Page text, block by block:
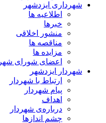
شهرداری ایزدشهر
اطلاعیه ها
خبرها
منشور اخلاقی
مناقصه ها
مزایده ها
اعضای شورای شهر
شهردار ایزدشهر
ارتباط با شهردار
پیام شهردار
اهداف
درباره‌ی شهردار
چشم اندازها